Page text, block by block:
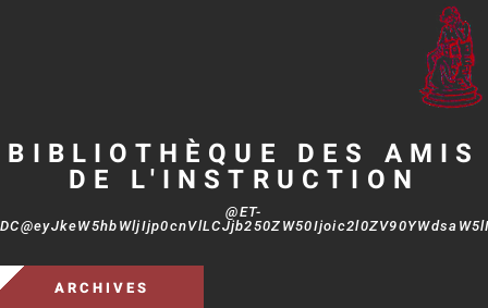
BIBLIOTHÈQUE DES AMIS
DE L'INSTRUCTION
@ET-
ARCHIVES